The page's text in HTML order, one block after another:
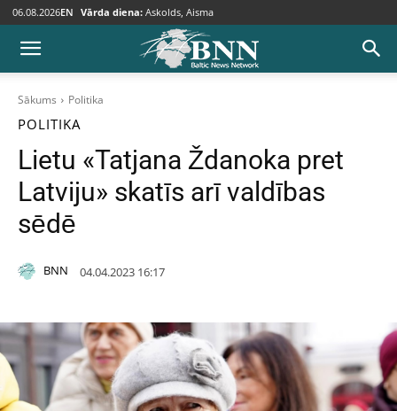
06.08.2026EN Vārda diena: Askolds, Aisma
Sākums Politika
POLITIKA
Lietu «Tatjana Ždanoka pret
Latviju» skatīs arī valdības
sēdē
BNN 04.04.2023 16:17